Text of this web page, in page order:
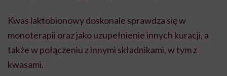
Kwas laktobionowy doskonale sprawdza się w
monoterapii oraz jako uzupełnienie innych kuracji, a
także w połączeniu z innymi składnikami, w tym z
kwasami.